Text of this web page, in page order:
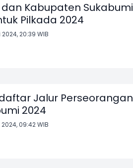
dan Kabupaten Sukabumi
Pilkada 2024
2024, 20:39 WIB
Jalur
2024
2024, 09:42 WIB